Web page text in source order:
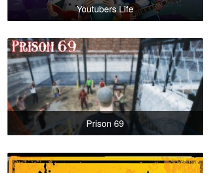
Youtubers Life
Prison 69